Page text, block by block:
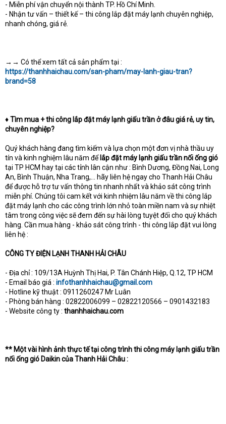
- Miễn phí vận chuyển nội thành TP. Hồ Chí Minh.
- Nhận tư vấn – thiết kế – thi công lắp đặt máy lạnh chuyên nghiệp,
nhanh chóng, giá rẻ.
→ → Có thể xem tất cả sản phẩm tại :
https://thanhhaichau.com/san-pham/may-lanh-giau-tran?
brand=58
♦ Tìm mua + thi công lắp đặt máy lạnh giấu trần ở đâu giá rẻ, uy tin,
chuyên nghiệp?
Quý khách hàng đang tìm kiếm và lựa chọn một đơn vị nhà thầu uy
tín và kinh nghiệm lâu năm để lắp đặt máy lạnh giấu trần nối ống gió
tại TP HCM hay tại các tỉnh lân cận như : Bình Dương, Đồng Nai, Long
An, Bình Thuận, Nha Trang,... hãy liên hệ ngay cho Thanh Hải Châu
để được hỗ trợ tư vấn thông tin nhanh nhất và khảo sát công trình
miễn phí. Chúng tôi cam kết với kinh nhiệm lâu năm về thi công lắp
đặt máy lạnh cho các công trình lớn nhỏ toàn miền nam và sự nhiệt
tâm trong công việc sẽ đem đến sự hài lòng tuyệt đối cho quý khách
hàng. Cần mua hàng - khảo sát công trình - thi công lắp đặt vui lòng
liên hệ :
CÔNG TY ĐIỆN LẠNH THANH HẢI CHÂU
- Địa chỉ : 109/13A Huỳnh Thị Hai, P. Tân Chánh Hiệp, Q.12, TP HCM
- Email báo giá : infothanhhaichau@gmail.com
- Hotline kỹ thuật : 0911260247 Mr Luân
- Phòng bán hàng : 02822006099 – 02822120566 – 0901432183
- Website công ty : thanhhaichau.com
** Một vài hình ảnh thực tế tại công trình thi công máy lạnh giấu trần
nối ống gió Daikin của Thanh Hải Châu :